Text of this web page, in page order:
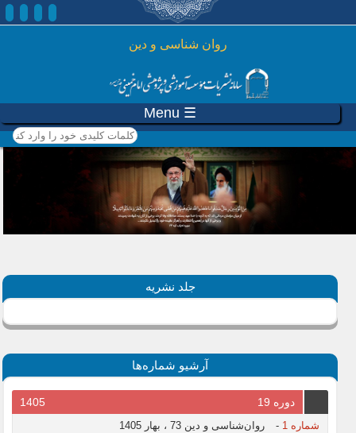
رفتن به محتوای اصلی
روان شناسی و دين
☰ Menu
کلمات کلیدی خود را وارد
کنید
جلد نشریه
آرشیو شماره‌ها
دوره 19 1405
شماره 1 - روان‌شناسی و دین 73 ، بهار 1405